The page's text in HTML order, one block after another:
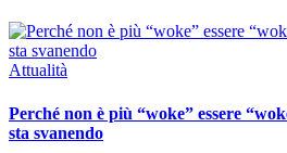
Attualità
Perché non è più “woke” essere
sta svanendo